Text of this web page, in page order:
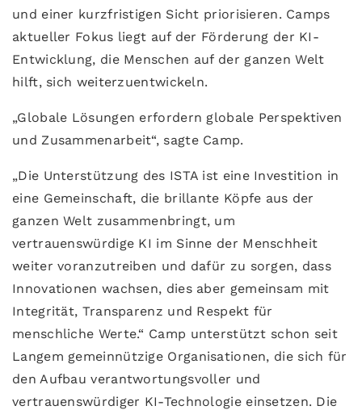
und einer kurzfristigen Sicht priorisieren. Camps
aktueller Fokus liegt auf der Förderung der KI-
Entwicklung, die Menschen auf der ganzen Welt
hilft, sich weiterzuentwickeln.
„Globale Lösungen erfordern globale Perspektiven
und Zusammenarbeit“, sagte Camp.
„Die Unterstützung des ISTA ist eine Investition in
eine Gemeinschaft, die brillante Köpfe aus der
ganzen Welt zusammenbringt, um
vertrauenswürdige KI im Sinne der Menschheit
weiter voranzutreiben und dafür zu sorgen, dass
Innovationen wachsen, dies aber gemeinsam mit
Integrität, Transparenz und Respekt für
menschliche Werte.“ Camp unterstützt schon seit
Langem gemeinnützige Organisationen, die sich für
den Aufbau verantwortungsvoller und
vertrauenswürdiger KI-Technologie einsetzen. Die